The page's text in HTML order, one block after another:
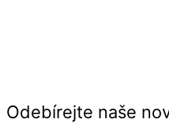
Odebírejte naše